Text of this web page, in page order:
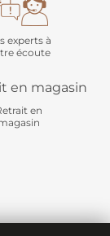
experts à
écoute
en